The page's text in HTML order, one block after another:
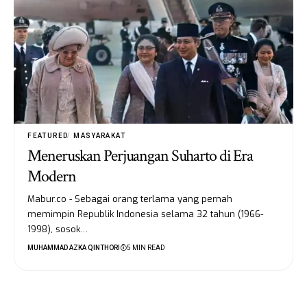
FEATURED MASYARAKAT
Meneruskan Perjuangan Suharto di Era
Modern
Mabur.co - Sebagai orang terlama yang pernah
memimpin Republik Indonesia selama 32 tahun (1966-
1998), sosok…
MUHAMMAD AZKA QINTHORI 5 MIN READ